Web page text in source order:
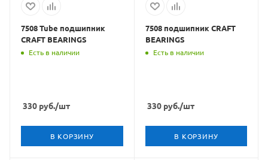
7508 Tube подшипник
CRAFT BEARINGS
Есть в наличии
330 руб./шт
В КОРЗИНУ
7508 подшипник CRAFT
BEARINGS
Есть в наличии
330руб./шт
В КОРЗИНУ